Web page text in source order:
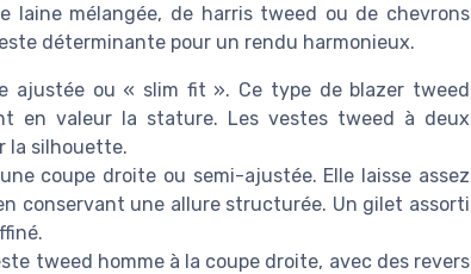
laine mélangée, de harris tweed ou de chevrons
déterminante pour un rendu harmonieux.
ajustée ou « slim fit ». Ce type de blazer tweed
en valeur la stature. Les vestes tweed à deux
la silhouette.
coupe droite ou semi-ajustée. Elle laisse assez
conservant une allure structurée. Un gilet assorti
tweed homme à la coupe droite, avec des revers